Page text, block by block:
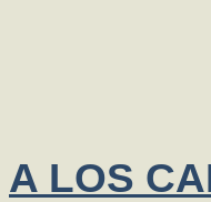
A LOS